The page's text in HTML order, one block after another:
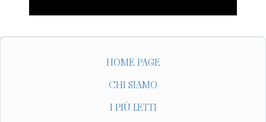
HOME PAGE
CHI SIAMO
I PIÙ LETTI